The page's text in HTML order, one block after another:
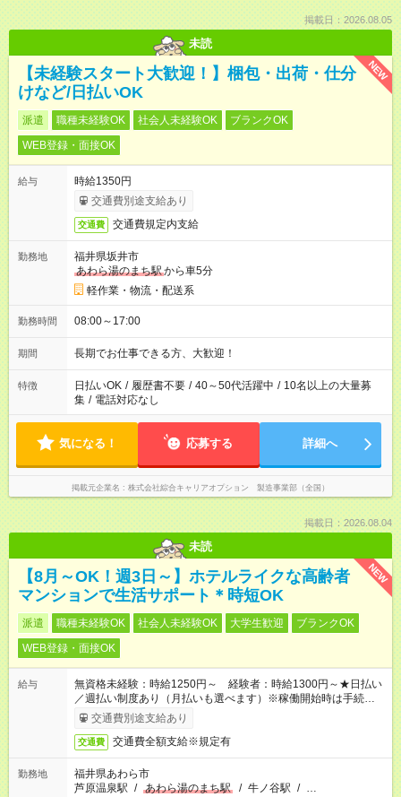
掲載日：2026.08.05
未読
NEW
【未経験スタート大歓迎！】梱包・出荷・仕分
けなど/日払いOK
派遣 職種未経験OK 社会人未経験OK
ブランクOK
WEB登録・面接OK
給与
時給1350円
交通費別途支給あり
交通費 交通費規定内支給
勤務地
福井県坂井市
あわら湯のまち駅から車5分
軽作業・物流・配送系
勤務時間 08:00～17:00
期間 長期でお仕事できる方、大歓迎！
特徴 日払いOK / 履歴書不要 / 40～50代活躍中 / 10名以上の大量募
集 / 電話対応なし
気になる！ 応募する 詳細へ
掲載元企業名 株式会社綜合キャリアオプション 製造事業部（全国）
掲載日：2026.08.04
未読
NEW
【8月～OK！週3日～】ホテルライクな高齢者
マンションで生活サポート＊時短OK
派遣 職種未経験OK 社会人未経験OK 大学生歓迎
ブランクOK
WEB登録・面接OK
給与
無資格未経験：時給1250円～ 経験者：時給1300円～★日払い
／週払い制度あり（月払いも選べます）※稼働開始時は手続き完
了次第のお支払いとなります。
交通費別途支給あり
交通費 交通費全額支給※規定有
勤務地
福井県あわら市
芦原温泉駅 / あわら湯のまち駅 / 牛ノ谷駅 / …